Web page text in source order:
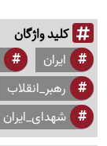
کلید واژگان
ایران
رهبر_انقلاب
شهدای_ایران